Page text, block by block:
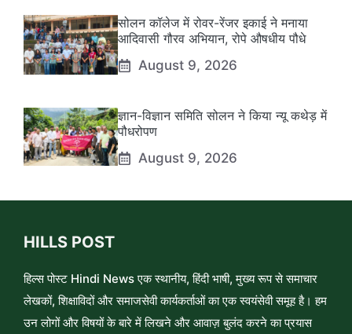
सोलन कॉलेज में रोवर-रेंजर इकाई ने मनाया
आदिवासी गौरव अभियान, रोपे औषधीय पौधे
August 9, 2026
ज्ञान-विज्ञान समिति सोलन ने किया न्यू कथेड़ में
पौधरोपण
August 9, 2026
HILLS POST
हिल्स पोस्ट Hindi News एक स्थानीय, हिंदी भाषी, मुख्य रूप से समाचार
लेखकों, शिक्षाविदों और समाजसेवी कार्यकर्ताओं का एक स्वयंसेवी समूह है। हम
उन लोगों और विषयों के बारे में लिखने और आवाज़ बुलंद करने का प्रयास